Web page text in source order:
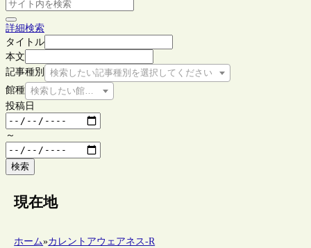
詳細検索
タイトル
本文
記事種別
検索したい記事種別を選択してください
館種 検索したい館種を選択してください
投稿日
～
検索
現在地
ホーム»カレントアウェアネス-R